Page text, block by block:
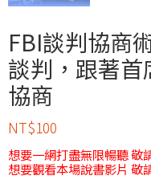
FBI談判協商
談判，跟著
協商
NT$100
想要一網打盡無限暢聽 敬
想要觀看本場說書影片 敬